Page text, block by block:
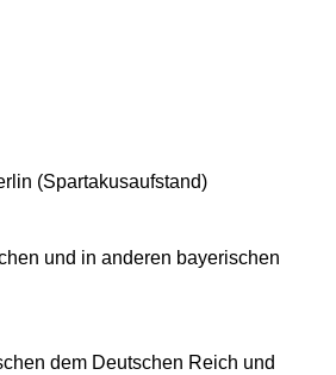
(Spartakusaufstand)
und in anderen bayerischen
dem Deutschen Reich und